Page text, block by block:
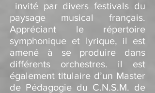
invité par divers festivals du
paysage musical français.
Appréciant le répertoire
symphonique et lyrique, il est
amené à se produire dans
différents orchestres. il est
également titulaire d’un Master
de Pédagogie du C.N.S.M. de